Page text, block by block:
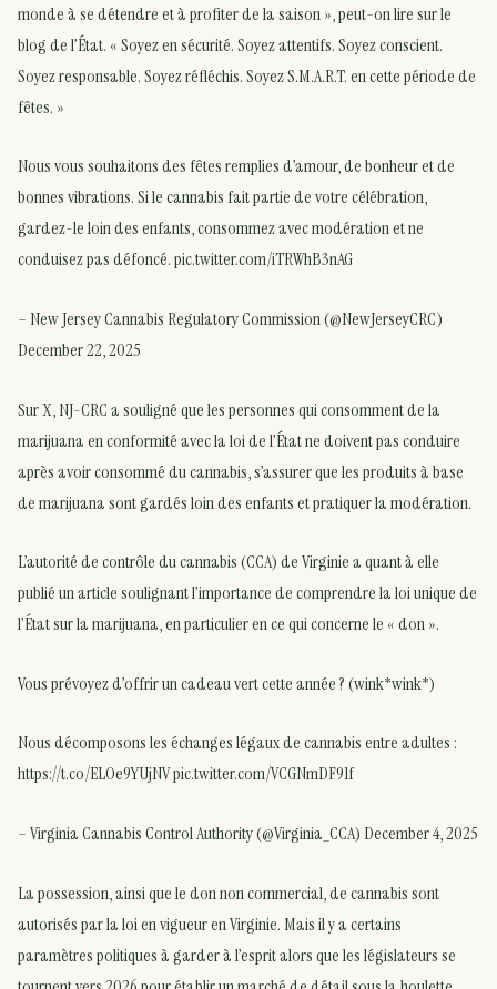
monde à se détendre et à profiter de la saison », peut-on lire sur le
blog de l’État. « Soyez en sécurité. Soyez attentifs. Soyez conscient.
Soyez responsable. Soyez réfléchis. Soyez S.M.A.R.T. en cette période de
fêtes. »
Nous vous souhaitons des fêtes remplies d’amour, de bonheur et de
bonnes vibrations. Si le cannabis fait partie de votre célébration,
gardez-le loin des enfants, consommez avec modération et ne
conduisez pas défoncé. pic.twitter.com/iTRWhB3nAG
– New Jersey Cannabis Regulatory Commission (@NewJerseyCRC)
December 22, 2025
Sur X, NJ-CRC a souligné que les personnes qui consomment de la
marijuana en conformité avec la loi de l’État ne doivent pas conduire
après avoir consommé du cannabis, s’assurer que les produits à base
de marijuana sont gardés loin des enfants et pratiquer la modération.
L’autorité de contrôle du cannabis (CCA) de Virginie a quant à elle
publié un article soulignant l’importance de comprendre la loi unique de
l’État sur la marijuana, en particulier en ce qui concerne le « don ».
Vous prévoyez d’offrir un cadeau vert cette année ? (wink*wink*)
Nous décomposons les échanges légaux de cannabis entre adultes :
https://t.co/ELOe9YUjNV pic.twitter.com/VCGNmDF91f
– Virginia Cannabis Control Authority (@Virginia_CCA) December 4, 2025
La possession, ainsi que le don non commercial, de cannabis sont
autorisés par la loi en vigueur en Virginie. Mais il y a certains
paramètres politiques à garder à l’esprit alors que les législateurs se